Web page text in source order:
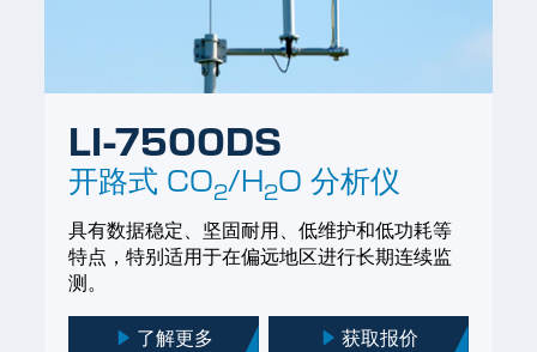
LI-7500DS
开路式 CO2/H2O分析仪
具有数据稳定、坚固耐用、低维护和低功耗等
特点，特别适用于在偏远地区进行长期连续监
测。
了解更多 获取报价